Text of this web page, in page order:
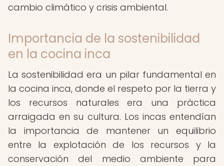
cambio climático y crisis ambiental.
Importancia de la sostenibilidad
en la cocina inca
La sostenibilidad era un pilar fundamental en
la cocina inca, donde el respeto por la tierra y
los recursos naturales era una práctica
arraigada en su cultura. Los incas entendían
la importancia de mantener un equilibrio
entre la explotación de los recursos y la
conservación del medio ambiente para